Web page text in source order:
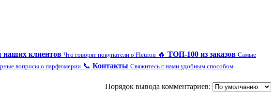
клиентов Что говорят покупатели о Fleuron 🔥 ТОП-100 из заказов Самые
вопросы о парфюмерии 📞 Контакты Свяжитесь с нами удобным способом
Порядок вывода комментариев: